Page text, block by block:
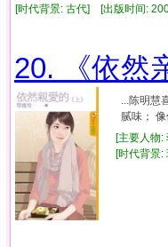
[时代背景: 古代] [出版时间:
20. 《依然
...陈明
腻味；
[主要人物
[时代背景